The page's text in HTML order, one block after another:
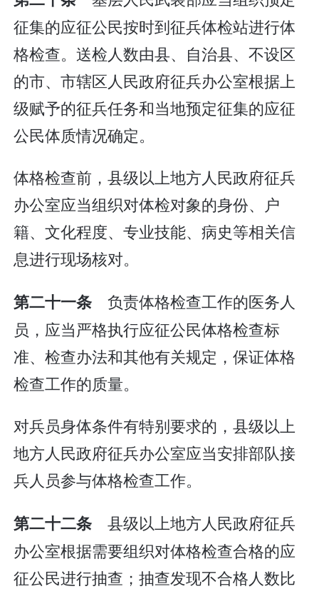
征集的应征公民按时到征兵体检站进行体
格检查。送检人数由县、自治县、不设区
的市、市辖区人民政府征兵办公室根据上
级赋予的征兵任务和当地预定征集的应征
公民体质情况确定。
体格检查前，县级以上地方人民政府征兵
办公室应当组织对体检对象的身份、户
籍、文化程度、专业技能、病史等相关信
息进行现场核对。
第二十一条 负责体格检查工作的医务人
员，应当严格执行应征公民体格检查标
准、检查办法和其他有关规定，保证体格
检查工作的质量。
对兵员身体条件有特别要求的，县级以上
地方人民政府征兵办公室应当安排部队接
兵人员参与体格检查工作。
第二十二条 县级以上地方人民政府征兵
办公室根据需要组织对体格检查合格的应
征公民进行抽查；抽查发现不合格人数比